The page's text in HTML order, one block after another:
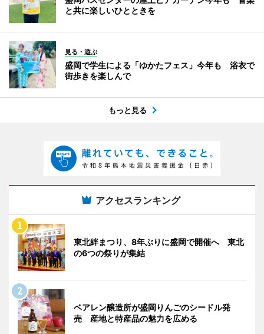
と共に楽しいひとときを
見る・遊ぶ
盛岡で学生による「ゆかたフェス」今年も 浴衣で
街歩きを楽しんで
もっと見る
アクセスランキング
東北絆まつり、8年ぶりに盛岡で開催へ 東北
の6つの祭りが集結
ベアレン醸造所が盛岡りんごのシードル発
売 産地と特産品の魅力を広める